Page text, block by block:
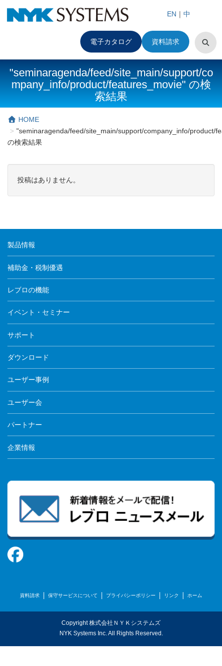
EN ｜ 中
電子カタログ 資料請求
"seminaragenda/feed/site_main/support/co
mpany_info/product/features_movie" の検
索結果
HOME
"seminaragenda/feed/site_main/support/company_info/product/
の検索結果
投稿はありません。
製品情報
補助金・税制優遇
レブロの機能
イベント・セミナー
サポート
ダウンロード
ユーザー事例
ユーザー会
パートナー
企業情報
資料請求 保守サービスについて プライバシーポリシー リンク ホーム
Copyright 株式会社ＮＹＫシステムズ
NYK Systems Inc. All Rights Reserved.